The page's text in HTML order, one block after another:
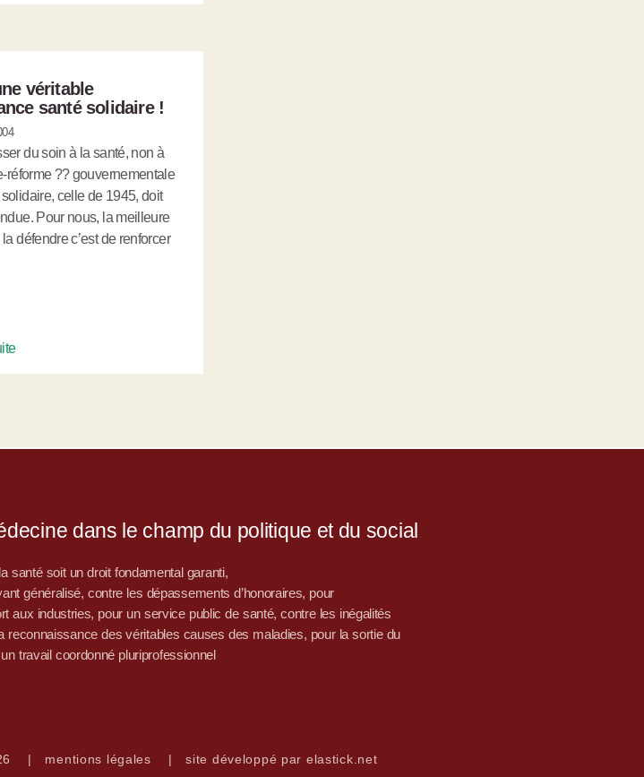
véritable
santé solidaire !
du soin à la santé, non à
réforme ?? gouvernementale
celle de 1945, doit
Pour nous, la meilleure
défendre c’est de renforcer
dans le champ du politique et du social
santé soit un droit fondamental garanti,
généralisé, contre les dépassements d’honoraires, pour
aux industries, pour un service public de santé, contre les inégalités
reconnaissance des véritables causes des maladies, pour la sortie du
travail coordonné pluriprofessionnel
| mentions légales | site développé par elastick.net